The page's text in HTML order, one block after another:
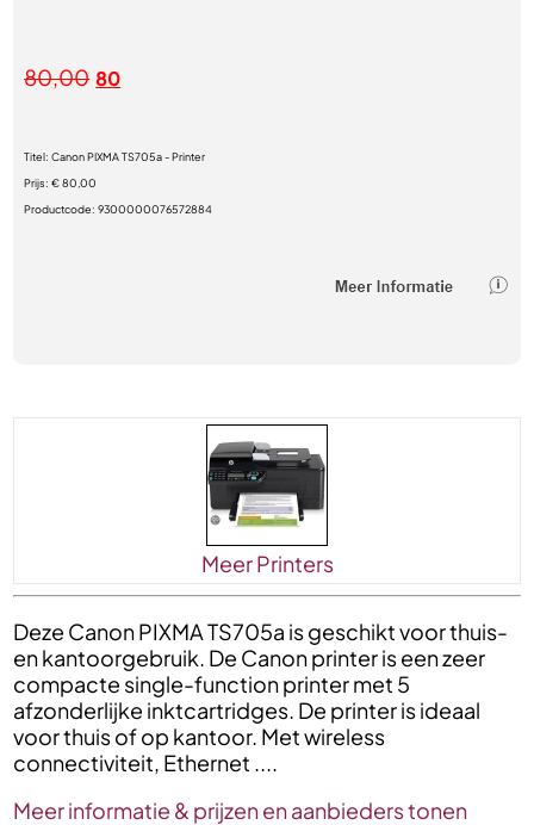
80,00 80
Titel:Canon PIXMA TS705a - Printer
Prijs:€ 80,00
Productcode:9300000076572884
Meer Printers
Deze Canon PIXMA TS705a is geschikt voor thuis-
en kantoorgebruik. De Canon printer is een zeer
compacte single-function printer met 5
afzonderlijke inktcartridges. De printer is ideaal
voor thuis of op kantoor. Met wireless
connectiviteit, Ethernet ....
Meer informatie & prijzen en aanbieders tonen